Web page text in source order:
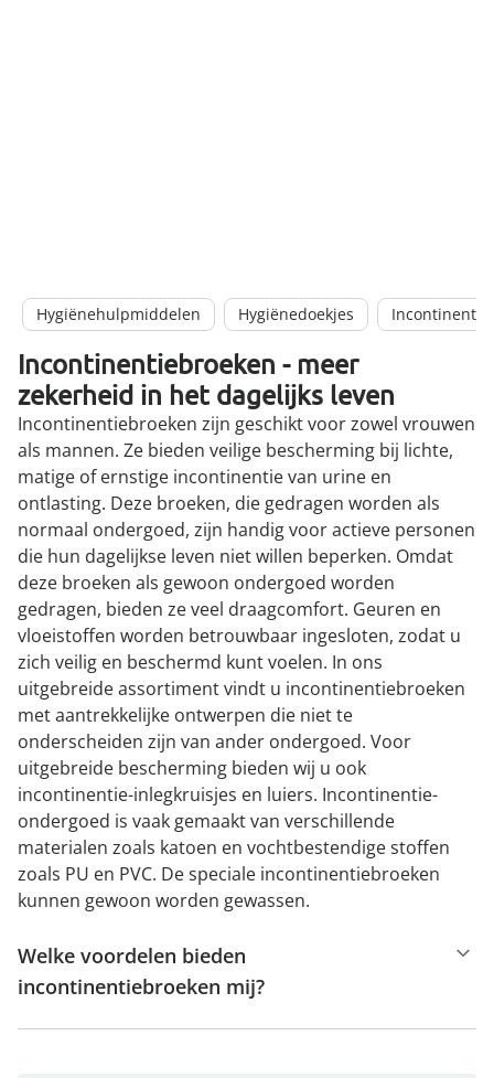
Hygiënehulpmiddelen Hygiënedoekjes
Incontinentiebroeken - meer
zekerheid in het dagelijks leven
Incontinentiebroeken zijn geschikt voor zowel vrouwen
als mannen. Ze bieden veilige bescherming bij lichte,
matige of ernstige incontinentie van urine en
ontlasting. Deze broeken, die gedragen worden als
normaal ondergoed, zijn handig voor actieve personen
die hun dagelijkse leven niet willen beperken. Omdat
deze broeken als gewoon ondergoed worden
gedragen, bieden ze veel draagcomfort. Geuren en
vloeistoffen worden betrouwbaar ingesloten, zodat u
zich veilig en beschermd kunt voelen. In ons
uitgebreide assortiment vindt u incontinentiebroeken
met aantrekkelijke ontwerpen die niet te
onderscheiden zijn van ander ondergoed. Voor
uitgebreide bescherming bieden wij u ook
incontinentie-inlegkruisjes en luiers. Incontinentie-
ondergoed is vaak gemaakt van verschillende
materialen zoals katoen en vochtbestendige stoffen
zoals PU en PVC. De speciale incontinentiebroeken
kunnen gewoon worden gewassen.
Welke voordelen bieden
incontinentiebroeken mij?